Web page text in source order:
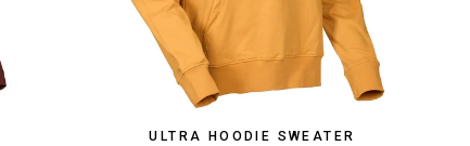
ULTRA HOODIE SWEATER